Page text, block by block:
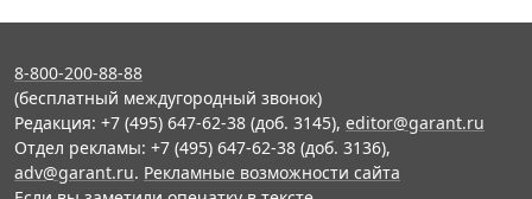
8-800-200-88-88
(бесплатный междугородный звонок)
Редакция: +7 (495) 647-62-38 (доб. 3145), editor@garant.ru
Отдел рекламы: +7 (495) 647-62-38 (доб. 3136),
adv@garant.ru. Рекламные возможности сайта